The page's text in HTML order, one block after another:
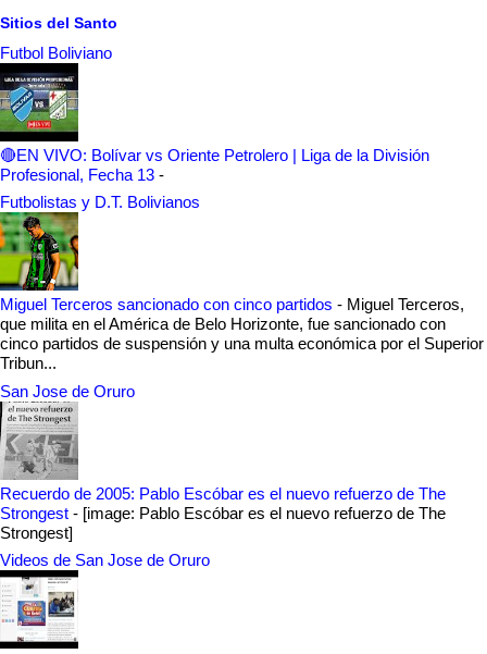
Sitios del Santo
Futbol Boliviano
🔴EN VIVO: Bolívar vs Oriente Petrolero | Liga de la División
Profesional, Fecha 13 -
Futbolistas y D.T. Bolivianos
Miguel Terceros sancionado con cinco partidos - Miguel Terceros,
que milita en el América de Belo Horizonte, fue sancionado con
cinco partidos de suspensión y una multa económica por el Superior
Tribun...
San Jose de Oruro
Recuerdo de 2005: Pablo Escóbar es el nuevo refuerzo de The
Strongest - [image: Pablo Escóbar es el nuevo refuerzo de The
Strongest]
Videos de San Jose de Oruro